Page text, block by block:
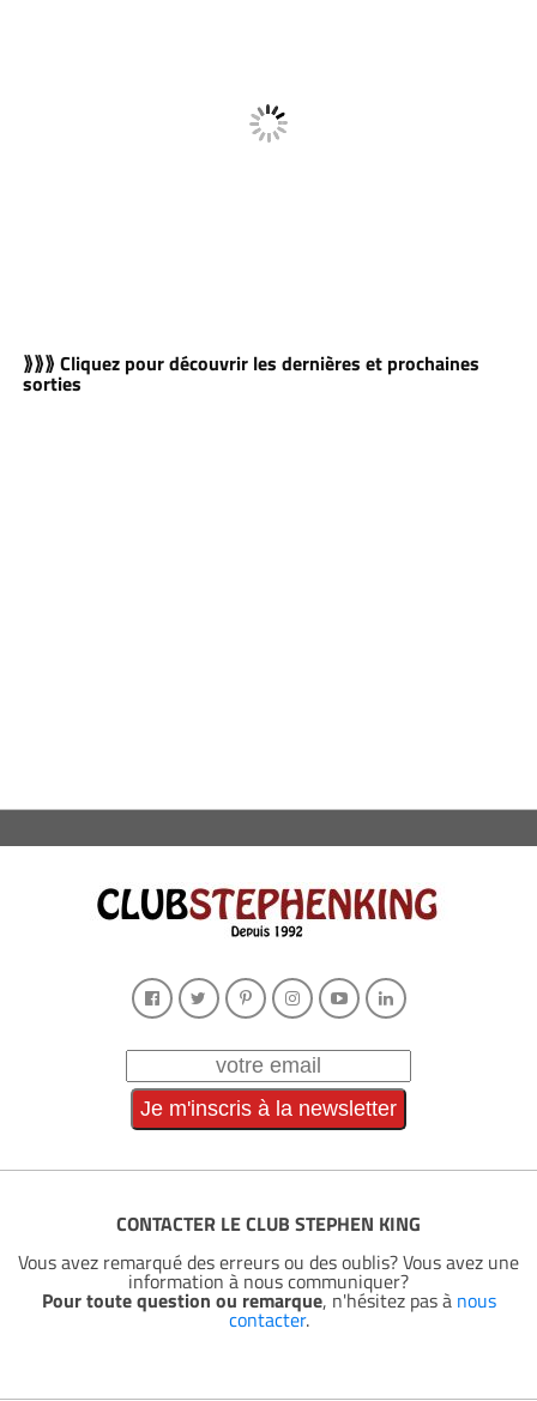
⟫⟫⟫ Cliquez pour découvrir les dernières et prochaines
sorties
CONTACTER LE CLUB STEPHEN KING
Vous avez remarqué des erreurs ou des oublis? Vous avez une
information à nous communiquer?
Pour toute question ou remarque, n'hésitez pas à nous
contacter.